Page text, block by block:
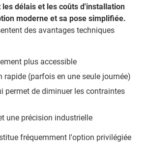
délais et les coûts d'installation
moderne et sa pose simplifiée.
des avantages techniques
plus accessible
rapide (parfois en une seule journée)
permet de diminuer les contraintes
une précision industrielle
fréquemment l'option privilégiée